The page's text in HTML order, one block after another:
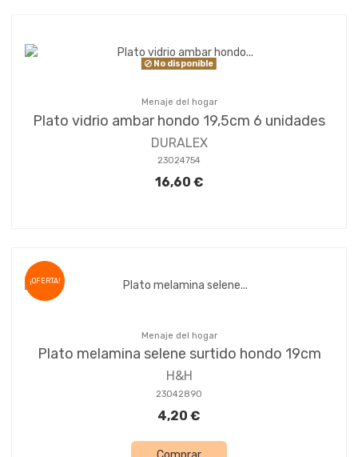
No disponible
Menaje del hogar
Plato vidrio ambar hondo 19,5cm 6 unidades
DURALEX
23024754
16,60 €
¡OFERTA!
Menaje del hogar
Plato melamina selene surtido hondo 19cm
H&H
23042890
4,20 €